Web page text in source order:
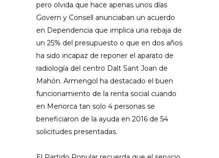
pero olvida que hace apenas unos días
Govern y Consell anunciaban un acuerdo
en Dependencia que implica una rebaja de
un 25% del presupuesto o que en dos años
ha sido incapaz de reponer el aparato de
radiología del centro Dalt Sant Joan de
Mahón. Armengol ha destacado el buen
funcionamiento de la renta social cuando
en Menorca tan solo 4 personas se
beneficiaron de la ayuda en 2016 de 54
solicitudes presentadas.